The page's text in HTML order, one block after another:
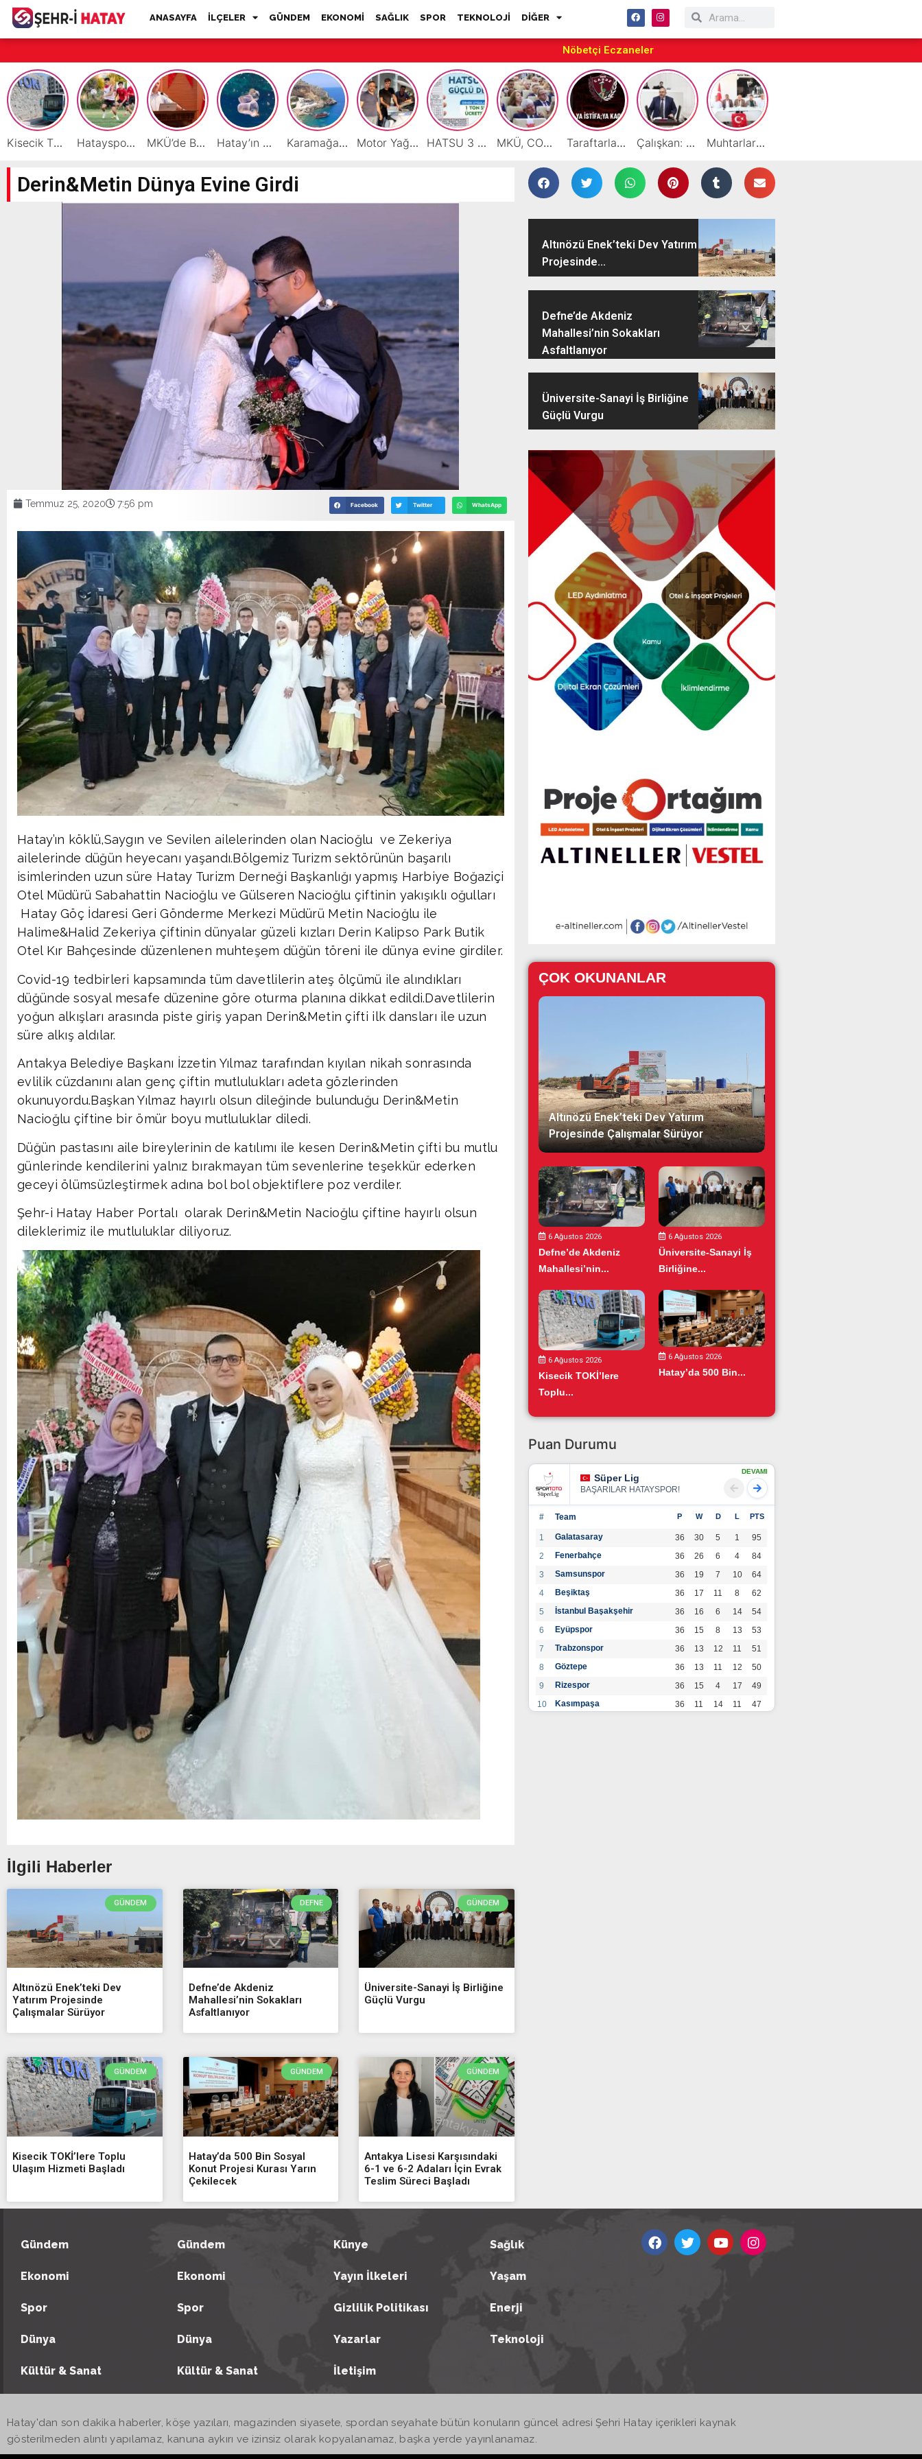
ANASAYFA İLÇELER GÜNDEM EKONOMİ SAĞLIK SPOR TEKNOLOJİ DİĞER
Nöbetçi Eczaneler
Kisecik TOKİ’lere Toplu Ulaşım Hizmeti Başladı Hatayspor’daki büyük kriz gençler için büyük bir fırsat MKÜ’de BAP ve TÜBİTAK 1001 Projeleri Masaya Yatırıldı Hatay’ın Deniz ve Sahillerini Kirleten Tesislere Ceza Yağdı! Karamağara Koyu Doğu Akdeniz’in Turizm Yıldızı Oluyor Motor Yağı ve Aküde Güvenilir Hizmet Antakya’da Başladı HATSU 3 İlçede Ağustos Ayı Faturalarında Bir Ton Suyu Ücretsiz Tanımladı MKÜ, COP31 Hazırlık Sürecinde Bilim Diplomasisine Katkı Sunacak Taraftarlar Sessizlik değil ÇÖZÜM istiyor Çalışkan: “Gazze Elden Gidiyor, Garantörler Daha Ne Bekliyor?” Muhtarlardan HATSO’ya Ziyaret
Derin&Metin Dünya Evine Girdi
Temmuz 25, 2020 7:56 pm Facebook Twitter WhatsApp
Hatay’ın köklü,Saygın ve Sevilen ailelerinden olan Nacioğlu ve Zekeriya
ailelerinde düğün heyecanı yaşandı.Bölgemiz Turizm sektörünün başarılı
isimlerinden uzun süre Hatay Turizm Derneği Başkanlığı yapmış Harbiye Boğaziçi
Otel Müdürü Sabahattin Nacioğlu ve Gülseren Nacioğlu çiftinin yakışıklı oğulları
Hatay Göç İdaresi Geri Gönderme Merkezi Müdürü Metin Nacioğlu ile
Halime&Halid Zekeriya çiftinin dünyalar güzeli kızları Derin Kalipso Park Butik
Otel Kır Bahçesinde düzenlenen muhteşem düğün töreni ile dünya evine girdiler.
Covid-19 tedbirleri kapsamında tüm davetlilerin ateş ölçümü ile alındıkları
düğünde sosyal mesafe düzenine göre oturma planına dikkat edildi.Davetlilerin
yoğun alkışları arasında piste giriş yapan Derin&Metin çifti ilk dansları ile uzun
süre alkış aldılar.
Antakya Belediye Başkanı İzzetin Yılmaz tarafından kıyılan nikah sonrasında
evlilik cüzdanını alan genç çiftin mutlulukları adeta gözlerinden
okunuyordu.Başkan Yılmaz hayırlı olsun dileğinde bulunduğu Derin&Metin
Nacioğlu çiftine bir ömür boyu mutluluklar diledi.
Düğün pastasını aile bireylerinin de katılımı ile kesen Derin&Metin çifti bu mutlu
günlerinde kendilerini yalnız bırakmayan tüm sevenlerine teşekkür ederken
geceyi ölümsüzleştirmek adına bol bol objektiflere poz verdiler.
Şehr-i Hatay Haber Portalı olarak Derin&Metin Nacioğlu çiftine hayırlı olsun
dileklerimiz ile mutluluklar diliyoruz.
İlgili Haberler
GÜNDEM
Altınözü Enek’teki Dev
Yatırım Projesinde
Çalışmalar Sürüyor
DEFNE
Defne’de Akdeniz
Mahallesi’nin Sokakları
Asfaltlanıyor
GÜNDEM
Üniversite-Sanayi İş Birliğine
Güçlü Vurgu
GÜNDEM
Kisecik TOKİ’lere Toplu
Ulaşım Hizmeti Başladı
GÜNDEM
Hatay’da 500 Bin Sosyal
Konut Projesi Kurası Yarın
Çekilecek
GÜNDEM
Antakya Lisesi Karşısındaki
6-1 ve 6-2 Adaları İçin Evrak
Teslim Süreci Başladı
Altınözü Enek’teki Dev Yatırım
Projesinde...
Defne’de Akdeniz
Mahallesi’nin Sokakları
Asfaltlanıyor
Üniversite-Sanayi İş Birliğine
Güçlü Vurgu
ÇOK OKUNANLAR
Altınözü Enek’teki Dev Yatırım
Projesinde Çalışmalar Sürüyor
6 Ağustos 2026
Defne’de Akdeniz
Mahallesi’nin...
6 Ağustos 2026
Üniversite-Sanayi İş
Birliğine...
6 Ağustos 2026
Kisecik TOKİ’lere
Toplu...
6 Ağustos 2026
Hatay’da 500 Bin...
Puan Durumu
Süper Lig
BAŞARILAR HATAYSPOR!
DEVAMI
# Team P W D L PTS
1 Galatasaray 36 30 5 1
95
2
Fenerbahçe 36 26 6 4
84
3
Samsunspor 36 19 7 10
64
4
Beşiktaş 36 17 11 8
62
5
İstanbul Başakşehir 36 16 6 14
54
6
Eyüpspor 36 15 8 13
53
7
Trabzonspor 36 13 12 11
51
8
Göztepe 36 13 11 12
50
9
Rizespor 36 15 4 17
49
10
Kasımpaşa 36 11 14 11
47
Gündem
Ekonomi
Spor
Dünya
Kültür & Sanat
Gündem
Ekonomi
Spor
Dünya
Kültür & Sanat
Künye
Yayın İlkeleri
Gizlilik Politikası
Yazarlar
İletişim
Sağlık
Yaşam
Enerji
Teknoloji
Hatay'dan son dakika haberler, köşe yazıları, magazinden siyasete, spordan seyahate bütün konuların güncel adresi Şehri Hatay içerikleri kaynak
gösterilmeden alıntı yapılamaz, kanuna aykırı ve izinsiz olarak kopyalanamaz, başka yerde yayınlanamaz.